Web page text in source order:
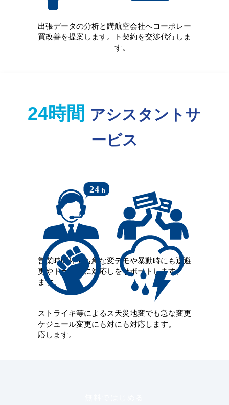
出張データの分析と購
買改善を提案します。
航空会社へコーポレー
ト契約を交渉代行しま
す。
24時間 アシスタントサ
ービス
営業時間外でも急な変
更やトラブルに対応し
ます。
デモや暴動時にも退避
をサポートします。
ストライキ等によるス
ケジュール変更にも対
応します。
天災地変でも急な変更
にも対応します。